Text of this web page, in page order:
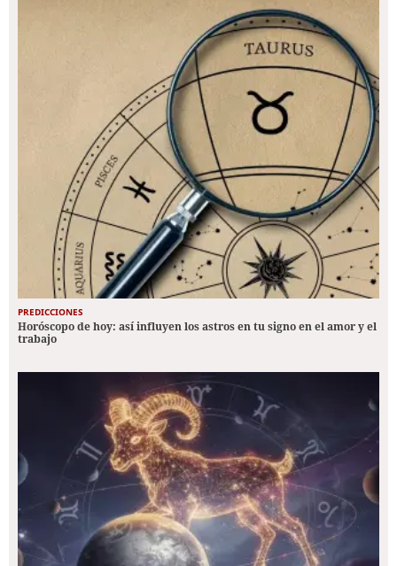
PREDICCIONES
Horóscopo de hoy: así influyen los astros en tu signo en el amor y el
trabajo